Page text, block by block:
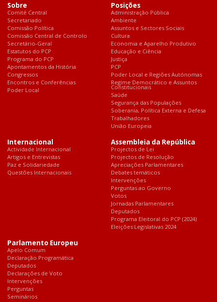
Sobre
Comité Central
Secretariado
Comissão Política
Comissão Central de Controlo
Secretário-Geral
Estatutos do PCP
Programa do PCP
Apontamentos da História
Congressos
Encontros e Conferências
Poder Local
Posições
Administração Pública
Ambiente
Assuntos e Sectores Sociais
Cultura
Economia e Aparelho Produtivo
Educação e Ciência
Justiça
PCP
Poder Local e Regiões Autónomas
Regime Democrático e Assuntos
Constitucionais
Saúde
Segurança das Populações
Soberania, Política Externa e Defesa
Trabalhadores
União Europeia
Internacional
Actividade Internacional
Artigos e Entrevistas
Paz e Solidariedade
Questões Internacionais
Assembleia da República
Projectos de Lei
Projectos de Resolução
Apreciações Parlamentares
Debates temáticos
Intervenções
Perguntas ao Governo
Votos
Jornadas Parlamentares
Deputados
Programa Eleitoral do PCP (2024)
Eleições Legislativas 2024
Parlamento Europeu
Apelo Comum
Declaração Programática
Deputados
Declarações de Voto
Intervenções
Perguntas
Seminários